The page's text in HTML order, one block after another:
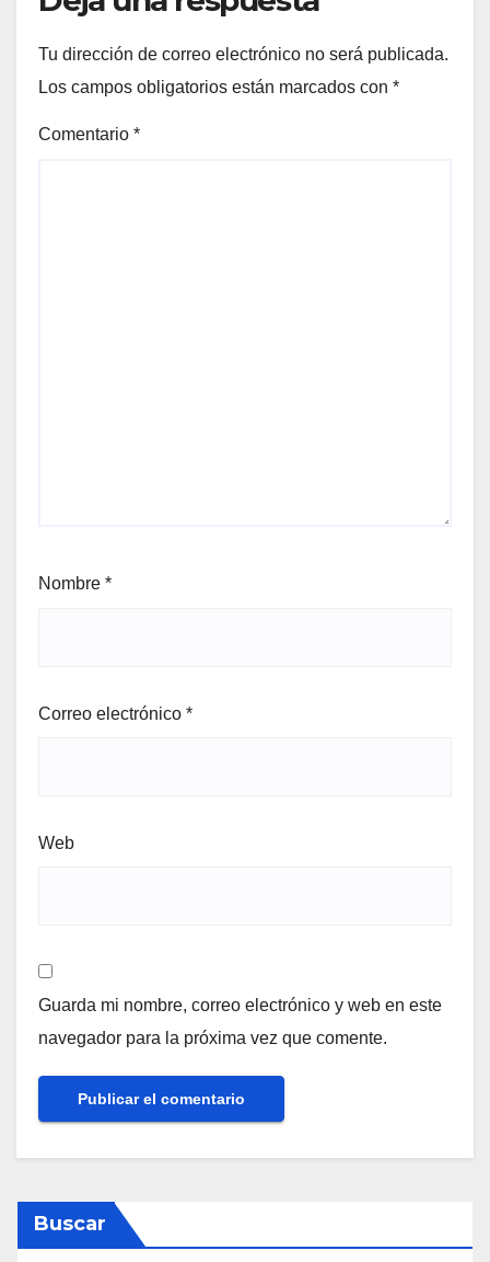
Tu dirección de correo electrónico no será publicada.
Los campos obligatorios están marcados con *
Comentario *
Nombre *
Correo electrónico *
Web
Guarda mi nombre, correo electrónico y web en este
navegador para la próxima vez que comente.
Buscar